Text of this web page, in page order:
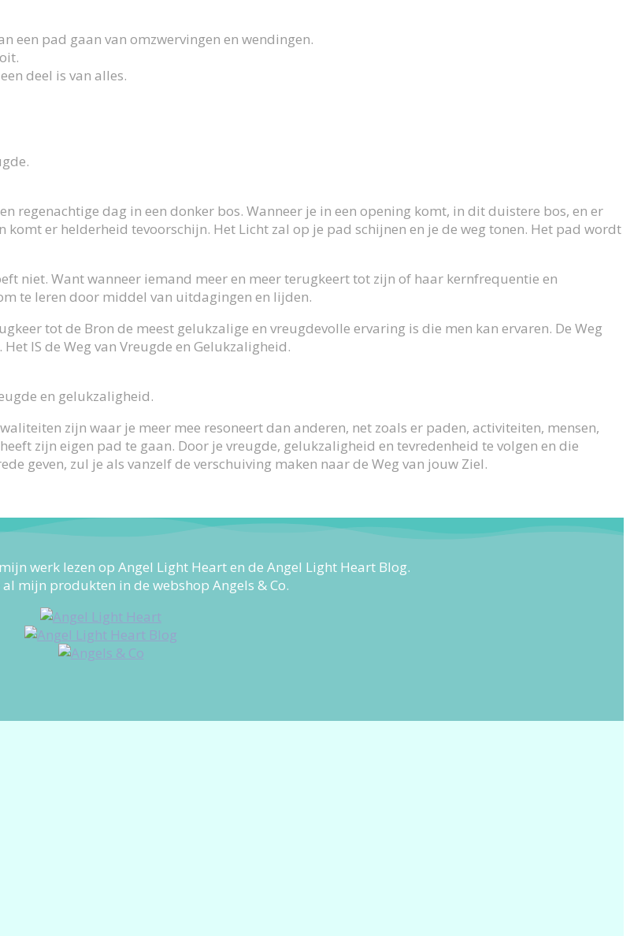
een pad gaan van omzwervingen en wendingen.
deel is van alles.
regenachtige dag in een donker bos. Wanneer je in een opening komt, in dit duistere bos, en er
er helderheid tevoorschijn. Het Licht zal op je pad schijnen en je de weg tonen. Het pad wordt
niet. Want wanneer iemand meer en meer terugkeert tot zijn of haar kernfrequentie en
te leren door middel van uitdagingen en lijden.
tot de Bron de meest gelukzalige en vreugdevolle ervaring is die men kan ervaren. De Weg
IS de Weg van Vreugde en Gelukzaligheid.
en gelukzaligheid.
zijn waar je meer mee resoneert dan anderen, net zoals er paden, activiteiten, mensen,
zijn eigen pad te gaan. Door je vreugde, gelukzaligheid en tevredenheid te volgen en die
geven, zul je als vanzelf de verschuiving maken naar de Weg van jouw Ziel.
werk lezen op Angel Light Heart en de Angel Light Heart Blog.
al mijn produkten in de webshop Angels & Co.